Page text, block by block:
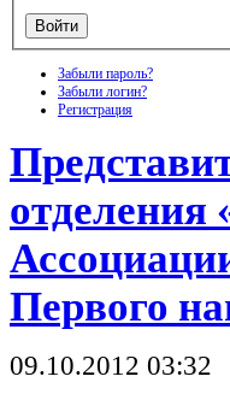
Забыли пароль?
Забыли логин?
Регистрация
отделения
Первого
09.10.2012 03:32